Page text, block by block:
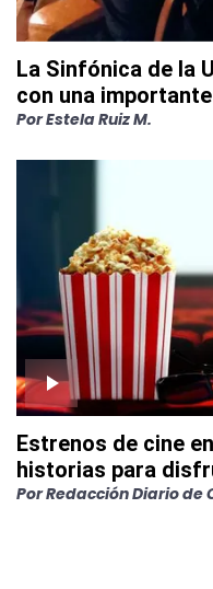
La Sinfónica de la
con una
PorEstela Ruiz M.
Estrenos de cine
historias para
PorRedacción Diario de